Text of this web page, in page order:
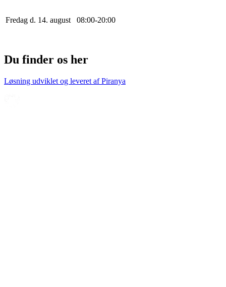
Fredag d. 14. august 08:00-20:00
Du finder os her
Løsning udviklet og leveret afPiranya